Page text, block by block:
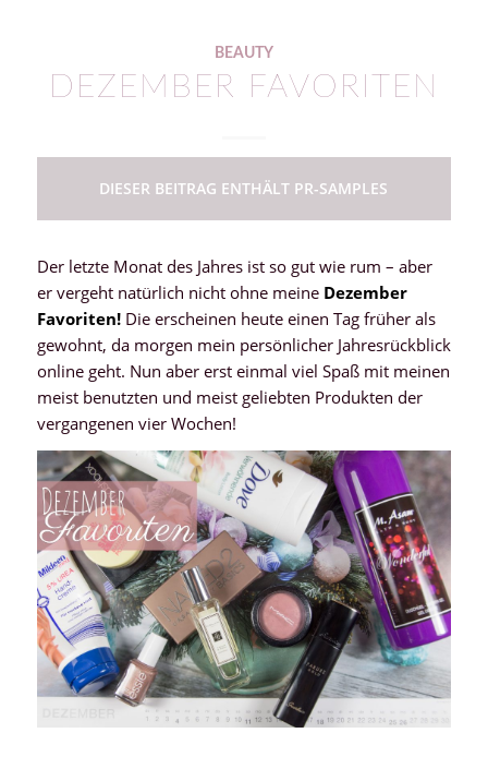
BEAUTY
DEZEMBER FAVORITEN
DIESER BEITRAG ENTHÄLT PR-SAMPLES
Der letzte Monat des Jahres ist so gut wie rum – aber
er vergeht natürlich nicht ohne meine Dezember
Favoriten!Die erscheinen heute einen Tag früher als
gewohnt, da morgen mein persönlicher Jahresrückblick
online geht. Nun aber erst einmal viel Spaß mit meinen
meist benutzten und meist geliebten Produkten der
vergangenen vier Wochen!